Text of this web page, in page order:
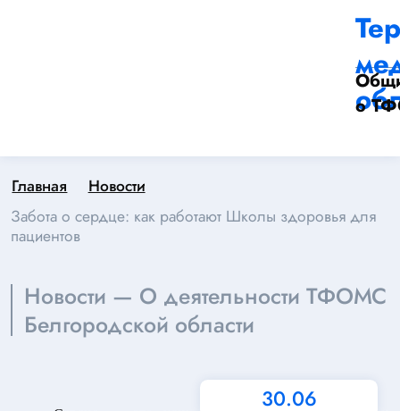
о
Главная
Новости
Забота о сердце: как работают Школы здоровья для
пациентов
Новости — О деятельности ТФОМС
Белгородской области
30.06